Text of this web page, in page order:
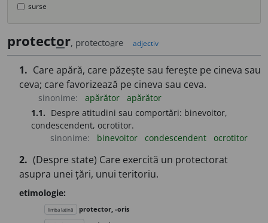
surse
protector, protectoare adjectiv
1. Care apără, care păzește sau ferește pe cineva sau
ceva; care favorizează pe cineva sau ceva.
sinonime: apărător
apărător
1.1. Despre atitudini sau comportări: binevoitor,
condescendent, ocrotitor.
sinonime:
binevoitor condescendent ocrotitor
2. (Despre state) Care exercită un protectorat
asupra unei țări, unui teritoriu.
etimologie:
limba latină protector, -oris